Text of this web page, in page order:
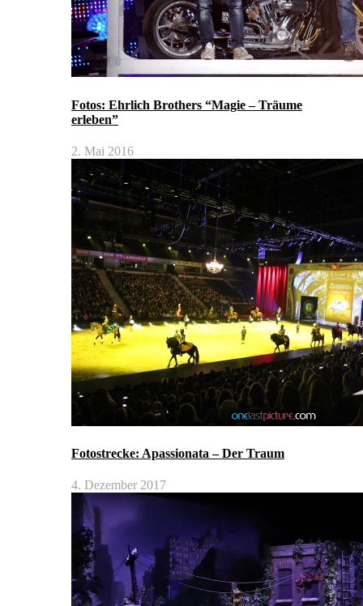
Fotos: Ehrlich Brothers “Magie – Träume
erleben”
2. Mai 2016
Fotostrecke: Apassionata – Der Traum
4. Dezember 2017